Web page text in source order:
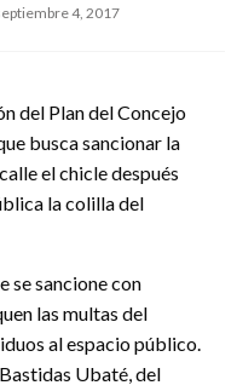
4, 2017
del Plan del Concejo
busca sancionar la
el chicle después
la colilla del
se sancione con
las multas del
al espacio público.
Ubaté, del